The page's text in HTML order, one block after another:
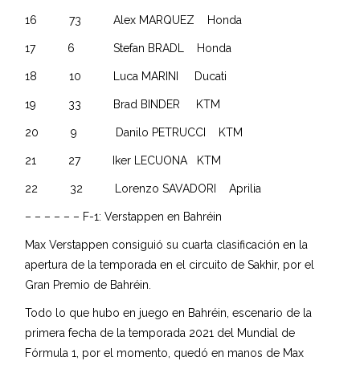
16 73 Alex MARQUEZ Honda
17 6 Stefan BRADL Honda
18 10 Luca MARINI Ducati
19 33 Brad BINDER KTM
20 9 Danilo PETRUCCI KTM
21 27 Iker LECUONA KTM
22 32 Lorenzo SAVADORI Aprilia
– – – – – – F-1: Verstappen en Bahréin
Max Verstappen consiguió su cuarta clasificación en la
apertura de la temporada en el circuito de Sakhir, por el
Gran Premio de Bahréin.
Todo lo que hubo en juego en Bahréin, escenario de la
primera fecha de la temporada 2021 del Mundial de
Fórmula 1, por el momento, quedó en manos de Max